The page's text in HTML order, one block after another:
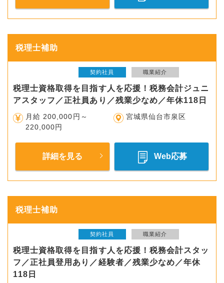
税理士補助
契約社員 職業紹介
税理士資格取得を目指す人を応援！税務会計ジュニ
アスタッフ／正社員あり／残業少なめ／年休118日
月給 200,000円～
220,000円
宮城県仙台市泉区
詳細を見る Web応募
税理士補助
契約社員 職業紹介
税理士資格取得を目指す人を応援！税務会計スタッ
フ／正社員登用あり／経験者／残業少なめ／年休
118日